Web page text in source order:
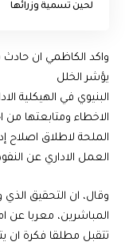
لحين تسمية وزرائها
واكد الكاظمي ان
يؤشر الخلل
البنيوي في الهيكلية
الاخطاء ومتابعتها من
الملحة لاطلاق
العمل الاداري عن
وقال، ان التحقيق
المباشرين، معربا عن
تتقبل مطلقا فكرة ان